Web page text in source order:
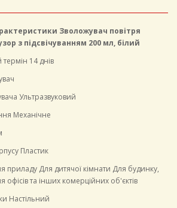
Зволожувач повітря
з підсвічуванням 200 мл, білий
14 днів
Ультразвуковий
Механічне
Пластик
приладу Для дитячої кімнати Для будинку,
офісів та інших комерційних об'єктів
Настільний